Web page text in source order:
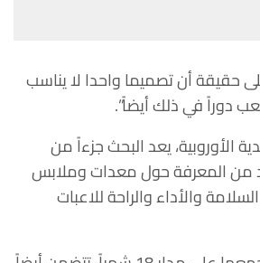
حقيقة أن تصميما واحدا لا يناسب
دوراً في ذلك أيضاً”.
الأوروبية، يعد البحث جزءاً من
من المعرفة حول معدات وملابس
والأداء والراحة للاعبات